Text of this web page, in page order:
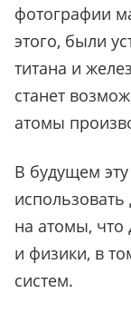
фотографии
этого, были
титана и
станет
атомы
В будущем
на атомы, что
и физики, в
систем.